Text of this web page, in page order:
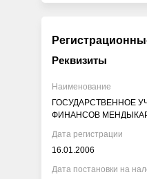
Реквизиты
Наименование
ГОСУДАРСТВЕННОЕ
ФИНАНСОВ
Дата регистрации
16.01.2006
Дата постановки на